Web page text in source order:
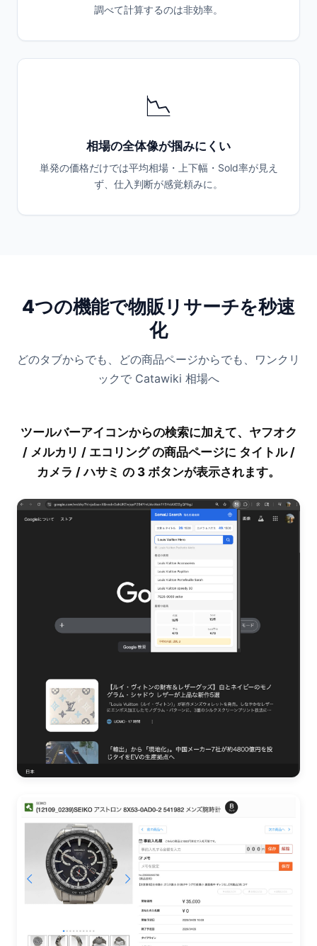
調べて計算するのは非効率。
📉
相場の全体像が掴みにくい
単発の価格だけでは平均相場・上下幅・Sold率が見え
ず、仕入判断が感覚頼みに。
4つの機能で物販リサーチを秒速
化
どのタブからでも、どの商品ページからでも、ワンクリ
ックで Catawiki 相場へ
ツールバーアイコンからの検索に加えて、ヤフオク
/ メルカリ / エコリング の商品ページに タイトル /
カメラ / ハサミ の 3 ボタンが表示されます。